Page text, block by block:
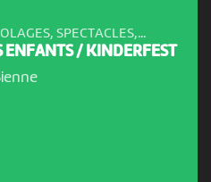
SPECTACLES,...
ENFANTS / KINDERFEST